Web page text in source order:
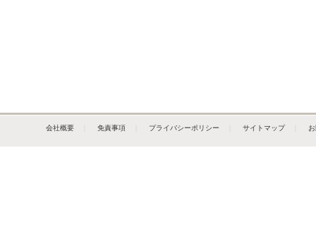
会社概要 免責事項 プライバシーポリシー サイトマップ｜